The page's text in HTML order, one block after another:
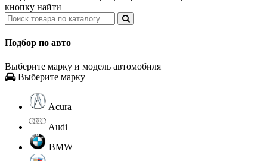
кнопку найти
Подбор по авто
Выберите марку и модель автомобиля
Выберите марку
Acura
Audi
BMW